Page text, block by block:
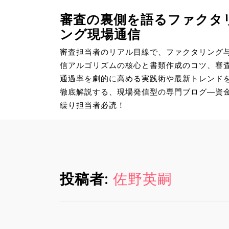
審査の裏側を語るファクタ
ング現場通信
審査担当者のリアル目線で、ファクタリング
信アルゴリズムの核心と書類作成のコツ、審
通過率を劇的に高める実践術や最新トレンド
徹底解説する、現場発信型の専門ブログ―資
繰り担当者必読！
投稿者: 佐野英嗣